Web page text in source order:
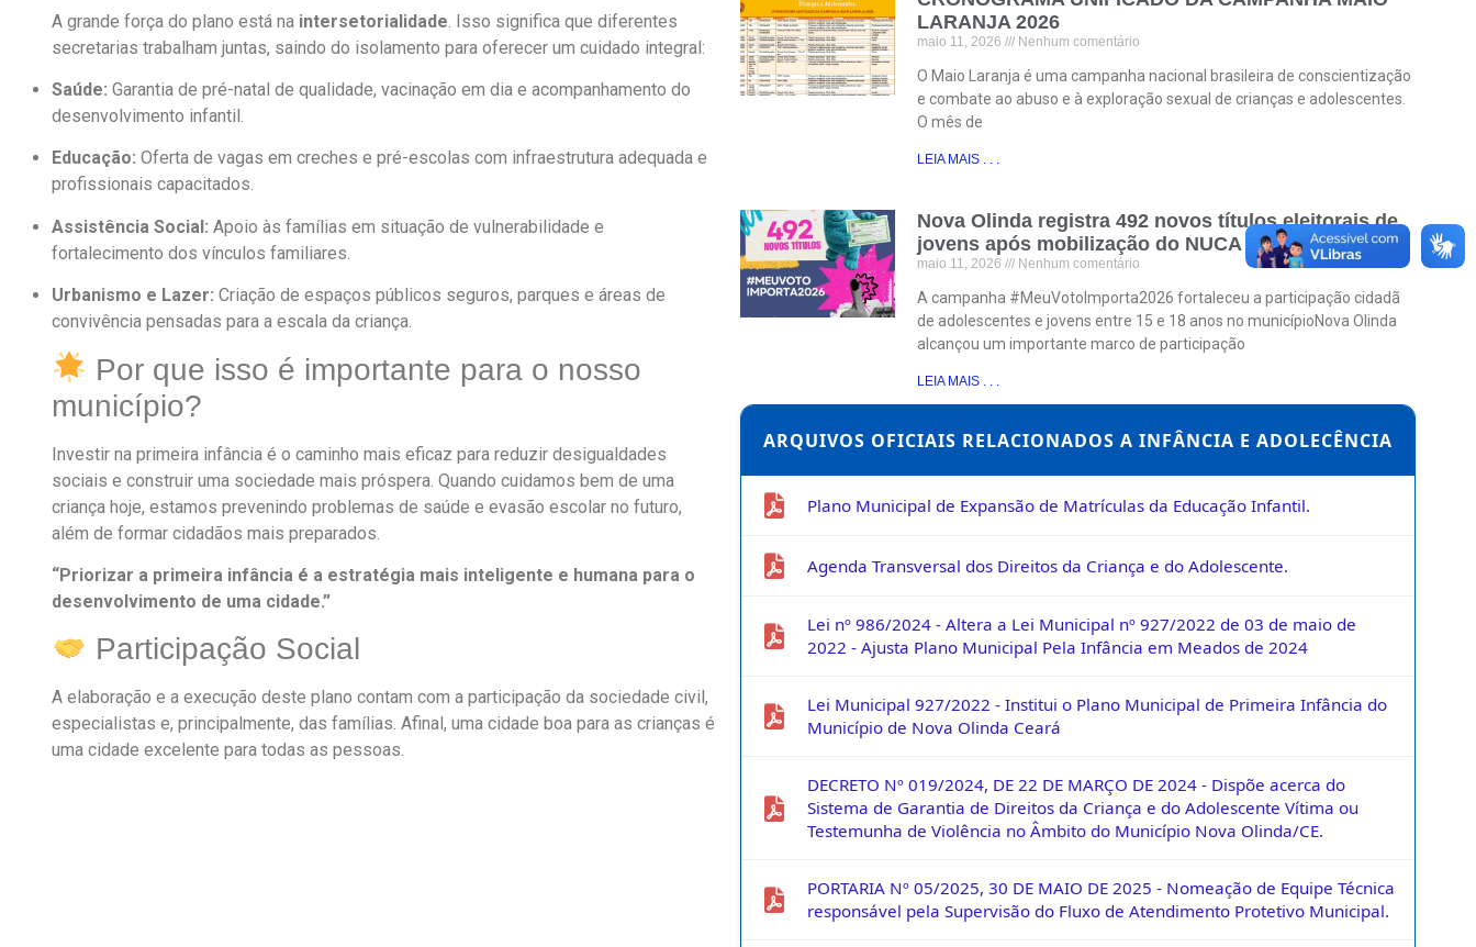
A grande força do plano está na intersetorialidade . Isso significa que diferentes
secretarias trabalham juntas, saindo do isolamento para oferecer um cuidado integral:
Saúde: Garantia de pré-natal de qualidade, vacinação em dia e acompanhamento do
desenvolvimento infantil.
Educação: Oferta de vagas em creches e pré-escolas com infraestrutura adequada e
profissionais capacitados.
Assistência Social: Apoio às famílias em situação de vulnerabilidade e
fortalecimento dos vínculos familiares.
Urbanismo e Lazer: Criação de espaços públicos seguros, parques e áreas de
convivência pensadas para a escala da criança.
Por que isso é importante para o nosso
município?
Investir na primeira infância é o caminho mais eficaz para reduzir desigualdades
sociais e construir uma sociedade mais próspera. Quando cuidamos bem de uma
criança hoje, estamos prevenindo problemas de saúde e evasão escolar no futuro,
além de formar cidadãos mais preparados.
“Priorizar a primeira infância é a estratégia mais inteligente e humana para o
desenvolvimento de uma cidade.”
Participação Social
A elaboração e a execução deste plano contam com a participação da sociedade civil,
especialistas e, principalmente, das famílias. Afinal, uma cidade boa para as crianças é
uma cidade excelente para todas as pessoas.
LARANJA 2026
maio 11, 2026 Nenhum comentário
O Maio Laranja é uma campanha nacional brasileira de conscientização
e combate ao abuso e à exploração sexual de crianças e adolescentes.
O mês de
LEIA MAIS . . .
Nova Olinda registra 492 novos títulos eleitorais de
jovens após mobilização do NUCA e Selo UNICEF
maio 11, 2026 Nenhum comentário
A campanha #MeuVotoImporta2026 fortaleceu a participação cidadã
de adolescentes e jovens entre 15 e 18 anos no municípioNova Olinda
alcançou um importante marco de participação
LEIA MAIS . . .
ARQUIVOS OFICIAIS RELACIONADOS A INFÂNCIA E ADOLECÊNCIA
Plano Municipal de Expansão de Matrículas da Educação Infantil.
Agenda Transversal dos Direitos da Criança e do Adolescente.
Lei nº 986/2024 - Altera a Lei Municipal nº 927/2022 de 03 de maio de
2022 - Ajusta Plano Municipal Pela Infância em Meados de 2024
Lei Municipal 927/2022 - Institui o Plano Municipal de Primeira Infância do
Município de Nova Olinda Ceará
DECRETO Nº 019/2024, DE 22 DE MARÇO DE 2024 - Dispõe acerca do
Sistema de Garantia de Direitos da Criança e do Adolescente Vítima ou
Testemunha de Violência no Âmbito do Município Nova Olinda/CE.
PORTARIA Nº 05/2025, 30 DE MAIO DE 2025 - Nomeação de Equipe Técnica
responsável pela Supervisão do Fluxo de Atendimento Protetivo Municipal.